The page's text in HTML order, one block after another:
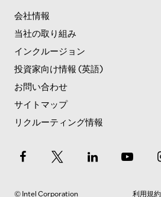
会社情報
当社の取り組み
インクルージョン
投資家向け情報 (英語)
お問い合わせ
サイトマップ
リクルーティング情報
© Intel Corporation 利用規約